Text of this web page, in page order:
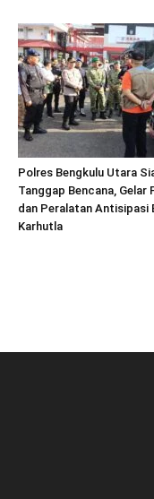
Polres Bengkulu Utara
Tanggap Bencana, Gelar
dan Peralatan Antisipasi
Karhutla